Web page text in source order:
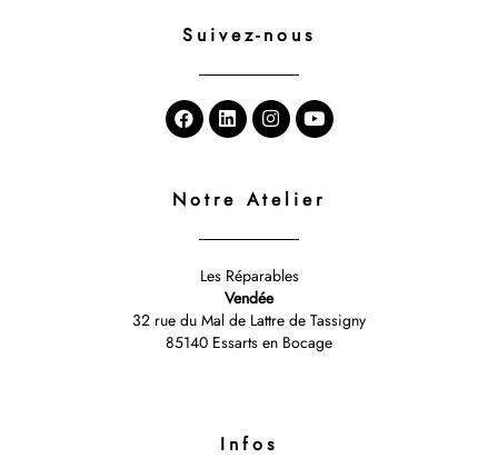
Suivez-nous
Notre Atelier
Les Réparables
Vendée
32 rue du Mal de Lattre de Tassigny
85140 Essarts en Bocage
Infos